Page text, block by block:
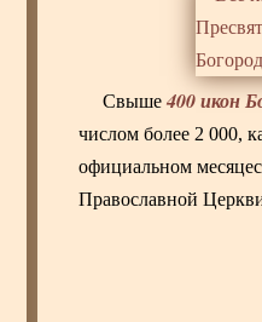
Свыше400 икон
числом более 2 000,
официальном
Православной